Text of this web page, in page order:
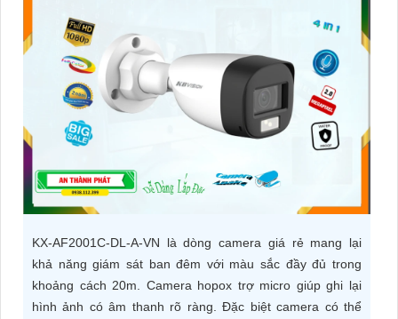
CAMERA
TƯ
DỊCH
VỤ
KX-AF2001C-DL-A-VN là dòng camera giá rẻ mang lại
khả năng giám sát ban đêm với màu sắc đầy đủ trong
khoảng cách 20m. Camera hopox trợ micro giúp ghi lại
hình ảnh có âm thanh rõ ràng. Đặc biệt camera có thể